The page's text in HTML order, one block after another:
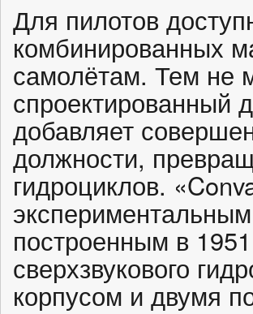
Для пилотов
комбинированных
самолётам. Тем не
спроектированный
добавляет
должности,
гидроциклов.
построенным в
сверхзвукового
корпусом и двумя